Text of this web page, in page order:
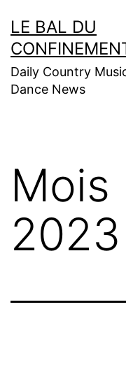
au
contenu
LE BAL DU
Daily Country
Dance News
Mois
2023